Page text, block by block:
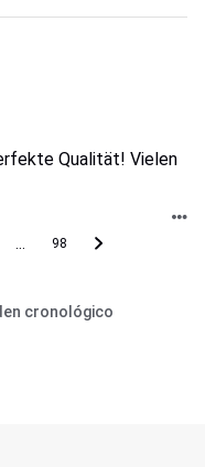
Qualität! Vielen
98
cronológico